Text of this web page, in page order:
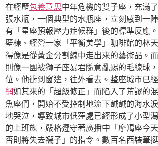
在經歷包養意思中年危機的雙子座，充滿
張水瓶，一個典型的水瓶座，立刻感到一
有「星座預報壓力症候群」後的標準反應
壁棟、經營一家「平衡美學」咖啡館的林
得像是從黃金分割線中走出來的藝術品。
則像一團被獅子座暴君隨意亂踢的毛線球
位。他衝到窗邊，往外看去。整座城市已
網如其來的「超級修正」而陷入了荒謬的
魚座們，開始不受控制地流下鹹鹹的海水
地哭泣，導致城市低窪處已經形成了小型
的上班族，嚴格遵守著廣播中「摩羯座今
否則將失去襪子」的指令。數百名西裝筆